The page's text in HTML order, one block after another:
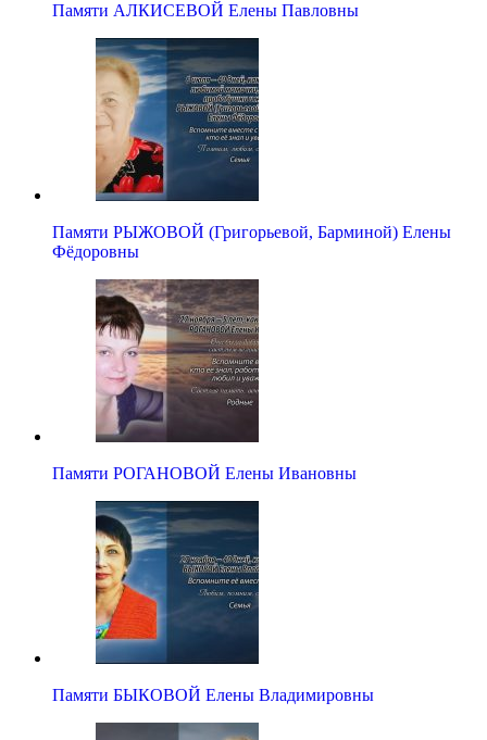
Памяти АЛКИСЕВОЙ Елены Павловны
Памяти РЫЖОВОЙ (Григорьевой, Барминой) Елены
Фёдоровны
Памяти РОГАНОВОЙ Елены Ивановны
Памяти БЫКОВОЙ Елены Владимировны